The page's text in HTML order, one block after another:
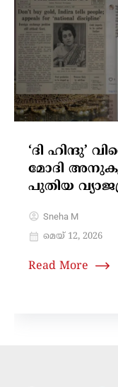
‘ദി ഹിന്ദു’
മോദി
പുതിയ
Sneha M
മെയ്‌ 12, 2026
Read More